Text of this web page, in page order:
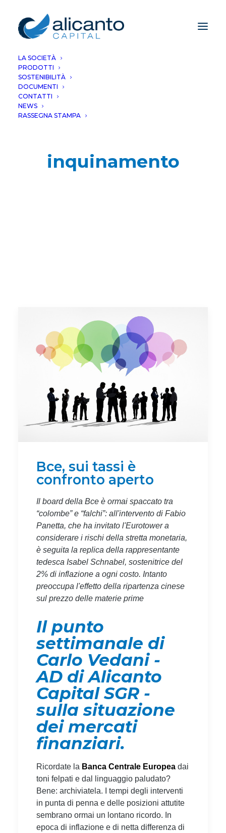
LA SOCIETÀ
PRODOTTI
SOSTENIBILITÀ
DOCUMENTI
CONTATTI
NEWS
RASSEGNA STAMPA
inquinamento
Bce, sui tassi è
confronto aperto
Il board della Bce è ormai spaccato tra
“colombe” e “falchi”: all'intervento di Fabio
Panetta, che ha invitato l'Eurotower a
considerare i rischi della stretta monetaria,
è seguita la replica della rappresentante
tedesca Isabel Schnabel, sostenitrice del
2% di inflazione a ogni costo. Intanto
preoccupa l'effetto della ripartenza cinese
sul prezzo delle materie prime
Il punto
settimanale di
Carlo Vedani -
AD di Alicanto
Capital SGR -
sulla situazione
dei mercati
finanziari.
Ricordate la Banca Centrale Europea dai
toni felpati e dal linguaggio paludato?
Bene: archiviatela. I tempi degli interventi
in punta di penna e delle posizioni attutite
sembrano ormai un lontano ricordo. In
epoca di inflazione e di netta differenza di